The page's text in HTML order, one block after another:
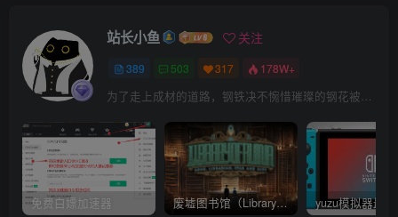
站长小鱼 关注
389 503 317 178W+
免费白嫖加速器 废墟图书馆（Library Of Ruina）v1.1.0.6a13 官中 附yuzu模拟器 本体+1.0.3升补